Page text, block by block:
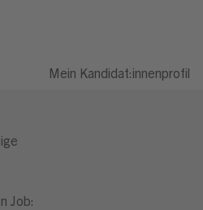
Mein Kandidat:innenprofil